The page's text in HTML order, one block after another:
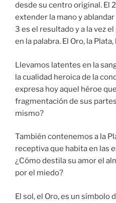
desde su centro original. El
extender la mano y
3 es el resultado y a la vez
en la palabra. El Oro, la Plata,
Llevamos latentes en la
la cualidad heroica de la
expresa hoy aquel héroe
fragmentación de sus
mismo?
También contenemos a la
receptiva que habita en las
¿Cómo destila su amor el
por el miedo?
El sol, el Oro, es un símbolo